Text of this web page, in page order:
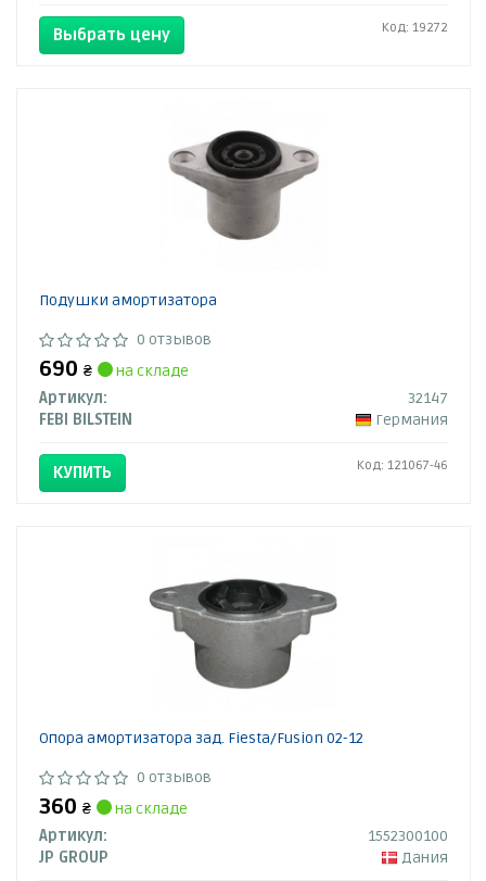
Выбрать цену Код: 19272
Подушки амортизатора
0 отзывов
690 ₴
на складе
Артикул:
32147
FEBI BILSTEIN
Германия
КУПИТЬ Код: 121067-46
Опора амортизатора зад. Fiesta/Fusion 02-12
0 отзывов
360 ₴
на складе
Артикул:
1552300100
JP GROUP
Дания